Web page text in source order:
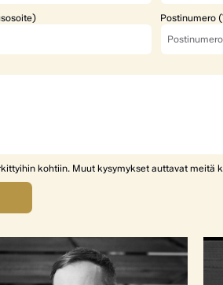
Postinumero
kohtiin. Muut kysymykset auttavat meitä